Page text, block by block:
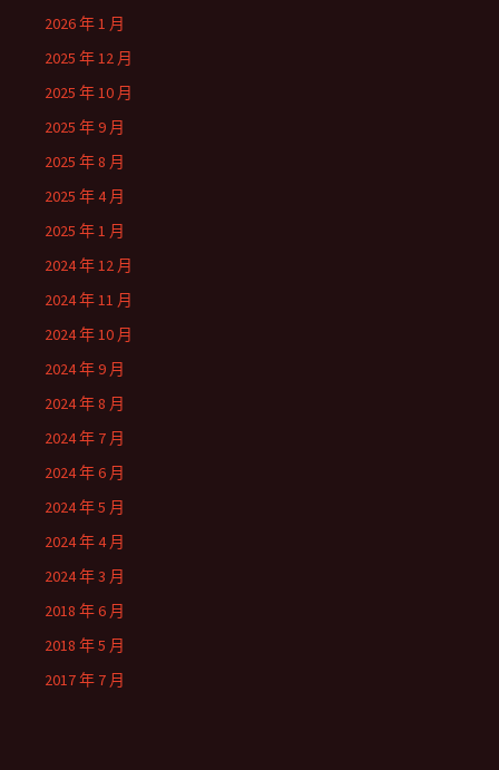
2026 年 1 月
2025 年 12 月
2025 年 10 月
2025 年 9 月
2025 年 8 月
2025 年 4 月
2025 年 1 月
2024 年 12 月
2024 年 11 月
2024 年 10 月
2024 年 9 月
2024 年 8 月
2024 年 7 月
2024 年 6 月
2024 年 5 月
2024 年 4 月
2024 年 3 月
2018 年 6 月
2018 年 5 月
2017 年 7 月